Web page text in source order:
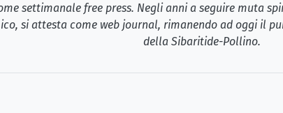
settimanale free press. Negli anni a seguire muta
si attesta come web journal, rimanendo ad oggi il
della Sibaritide-Pollino.